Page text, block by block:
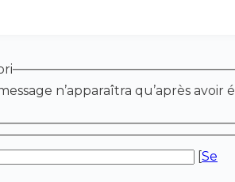
n’apparaîtra qu’après avoir
[Se